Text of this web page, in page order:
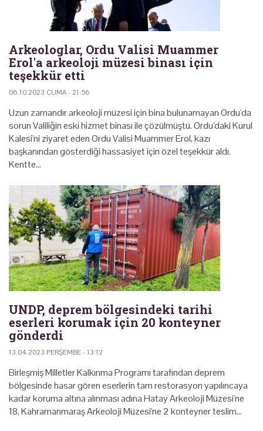
Arkeologlar, Ordu Valisi Muammer
Erol'a arkeoloji müzesi binası için
teşekkür etti
06.10.2023 CUMA - 21:56
Uzun zamandır arkeoloji müzesi için bina bulunamayan Ordu'da
sorun Valiliğin eski hizmet binası ile çözülmüştü. Ordu'daki Kurul
Kalesi'ni ziyaret eden Ordu Valisi Muammer Erol, kazı
başkanından gösterdiği hassasiyet için özel teşekkür aldı.
Kentte…
UNDP, deprem bölgesindeki tarihi
eserleri korumak için 20 konteyner
gönderdi
13.04.2023 PERŞEMBE - 13:12
Birleşmiş Milletler Kalkınma Programı tarafından deprem
bölgesinde hasar gören eserlerin tam restorasyon yapılıncaya
kadar koruma altına alınması adına Hatay Arkeoloji Müzesi'ne
18, Kahramanmaraş Arkeoloji Müzesi'ne 2 konteyner teslim…